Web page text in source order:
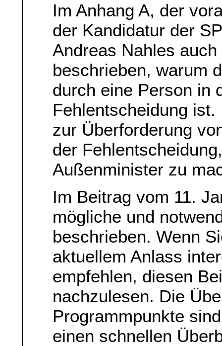
Im Anhang A, der
der Kandidatur der
Andreas Nahles
beschrieben, warum
durch eine Person in
Fehlentscheidung
zur Überforderung
der
Außenminister zu
Im Beitrag vom 11.
mögliche und
beschrieben. Wenn
aktuellem Anlass
empfehlen, diesen
nachzulesen. Die
Programmpunkte
einen schnellen